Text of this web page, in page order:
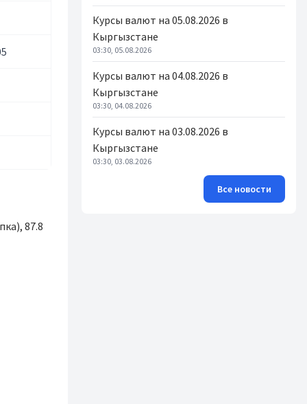
87.8
Курсы валют на 05.08.2026 в
Кыргызстане
03:30, 05.08.2026
Курсы валют на 04.08.2026 в
Кыргызстане
03:30, 04.08.2026
Курсы валют на 03.08.2026 в
Кыргызстане
03:30, 03.08.2026
Все новости